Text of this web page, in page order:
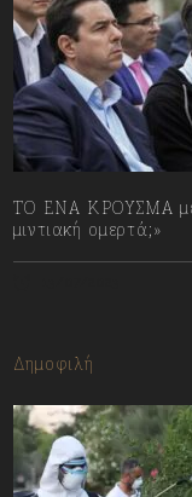
ΤΟ ΕΝΑ ΚΡΟΥΣΜΑ
μιντιακή ομερτά;»
Δημοφιλή